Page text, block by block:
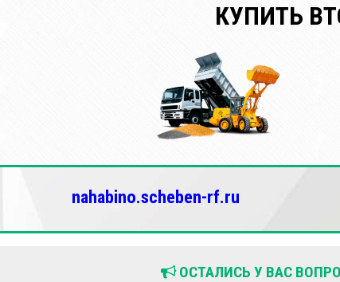
КУПИТЬ
nahabino.scheben-rf.ru
ОСТАЛИСЬ У ВАС